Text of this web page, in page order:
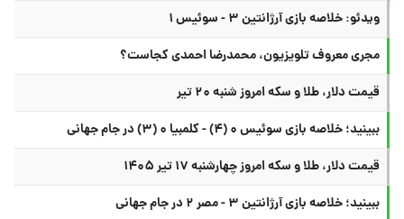
ویدئو: خلاصه بازی آرژانتین ۳ - سوئیس ۱
مجری معروف تلویزیون، محمدرضا احمدی کجاست؟
قیمت دلار، طلا و سکه امروز شنبه ۲۰ تیر
ببینید؛ خلاصه بازی سوئیس ۰ (۴) - کلمبیا ۰ (۳) در جام جهانی
قیمت دلار، طلا و سکه امروز چهارشنبه ۱۷ تیر ۱۴۰۵
ببینید؛ خلاصه بازی آرژانتین ۳ - مصر ۲ در جام جهانی